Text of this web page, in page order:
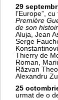
29
l’Europe”,
Première
de son
Aluja, Jean
Serge
Thierry de
Roman,
Răzvan
Alexandru
25
urmat de o